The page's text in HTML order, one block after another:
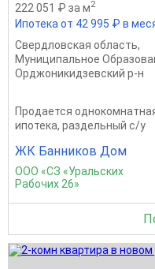
222 051 ₽ за м2
Ипотека от 42 995 ₽ в
Свердловская область,
Муниципальное
Орджоникидзевский р-н
Продается
ипотека, раздельный с/у
ЖК Банников Дом
ООО «СЗ «Уральских
Рабочих 26»